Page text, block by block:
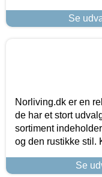
Se
Norliving.dk er en
de har et stort
sortiment
og den rustikke stil.
Se